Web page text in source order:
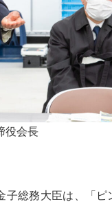
役会長
子総務大臣は、「